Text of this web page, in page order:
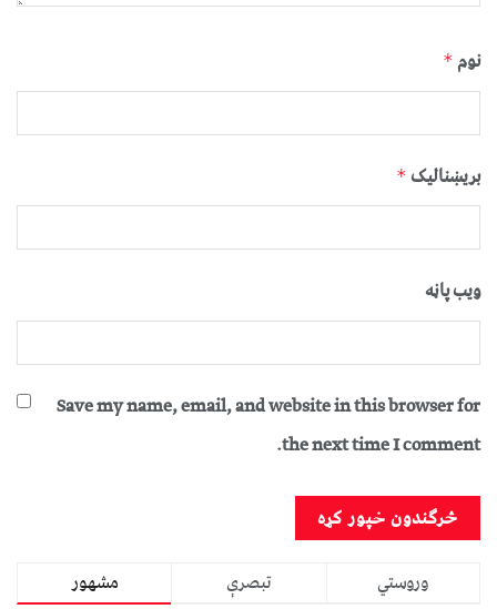
نوم *
بریښنالیک *
ویب پاڼه
Save my name, email, and website in this browser for
the next time I comment.
مشهور تبصرې
وروستي